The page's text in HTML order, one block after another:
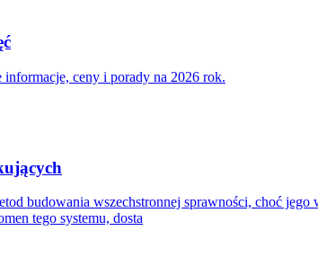
ceny i porady na 2026 rok.
budowania wszechstronnej sprawności, choć
tego systemu, dosta